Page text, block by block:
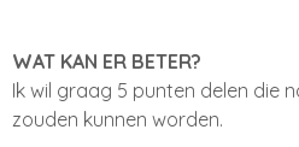
WAT KAN ER BETER?
Ik wil graag 5 punten delen die
zouden kunnen worden.